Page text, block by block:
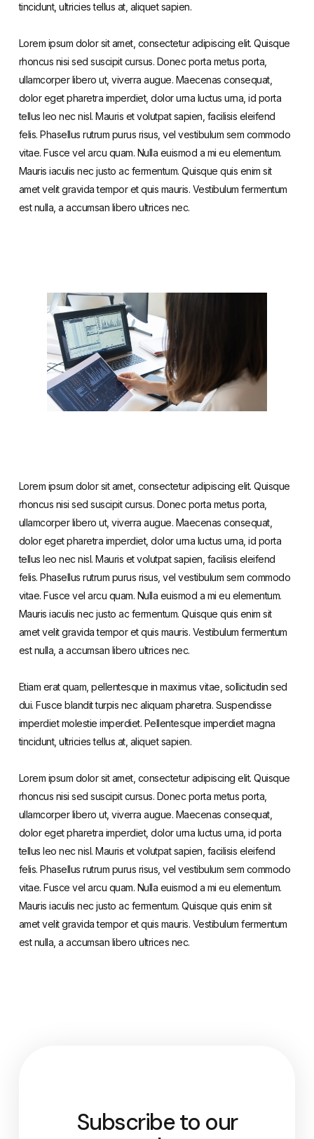
tincidunt, ultricies tellus at, aliquet sapien.
Lorem ipsum dolor sit amet, consectetur adipiscing elit. Quisque
rhoncus nisi sed suscipit cursus. Donec porta metus porta,
ullamcorper libero ut, viverra augue. Maecenas consequat,
dolor eget pharetra imperdiet, dolor urna luctus urna, id porta
tellus leo nec nisl. Mauris et volutpat sapien, facilisis eleifend
felis. Phasellus rutrum purus risus, vel vestibulum sem commodo
vitae. Fusce vel arcu quam. Nulla euismod a mi eu elementum.
Mauris iaculis nec justo ac fermentum. Quisque quis enim sit
amet velit gravida tempor et quis mauris. Vestibulum fermentum
est nulla, a accumsan libero ultrices nec.
Lorem ipsum dolor sit amet, consectetur adipiscing elit. Quisque
rhoncus nisi sed suscipit cursus. Donec porta metus porta,
ullamcorper libero ut, viverra augue. Maecenas consequat,
dolor eget pharetra imperdiet, dolor urna luctus urna, id porta
tellus leo nec nisl. Mauris et volutpat sapien, facilisis eleifend
felis. Phasellus rutrum purus risus, vel vestibulum sem commodo
vitae. Fusce vel arcu quam. Nulla euismod a mi eu elementum.
Mauris iaculis nec justo ac fermentum. Quisque quis enim sit
amet velit gravida tempor et quis mauris. Vestibulum fermentum
est nulla, a accumsan libero ultrices nec.
Etiam erat quam, pellentesque in maximus vitae, sollicitudin sed
dui. Fusce blandit turpis nec aliquam pharetra. Suspendisse
imperdiet molestie imperdiet. Pellentesque imperdiet magna
tincidunt, ultricies tellus at, aliquet sapien.
Lorem ipsum dolor sit amet, consectetur adipiscing elit. Quisque
rhoncus nisi sed suscipit cursus. Donec porta metus porta,
ullamcorper libero ut, viverra augue. Maecenas consequat,
dolor eget pharetra imperdiet, dolor urna luctus urna, id porta
tellus leo nec nisl. Mauris et volutpat sapien, facilisis eleifend
felis. Phasellus rutrum purus risus, vel vestibulum sem commodo
vitae. Fusce vel arcu quam. Nulla euismod a mi eu elementum.
Mauris iaculis nec justo ac fermentum. Quisque quis enim sit
amet velit gravida tempor et quis mauris. Vestibulum fermentum
est nulla, a accumsan libero ultrices nec.
Subscribe to our